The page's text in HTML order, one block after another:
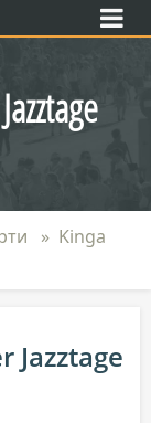
Kinga
Jazztage